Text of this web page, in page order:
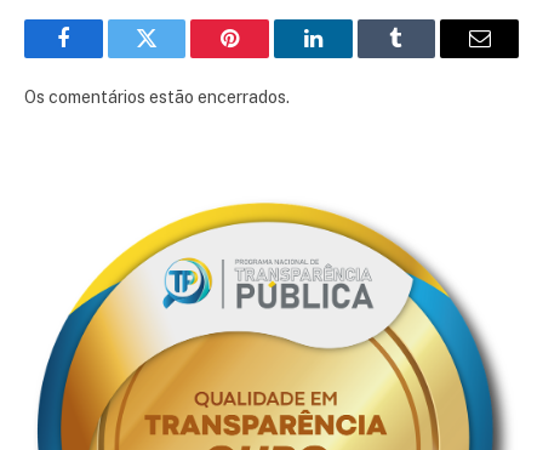
FacebookTwitter Pinterest LinkedInTumblr
E-
Os comentários estão encerrados.